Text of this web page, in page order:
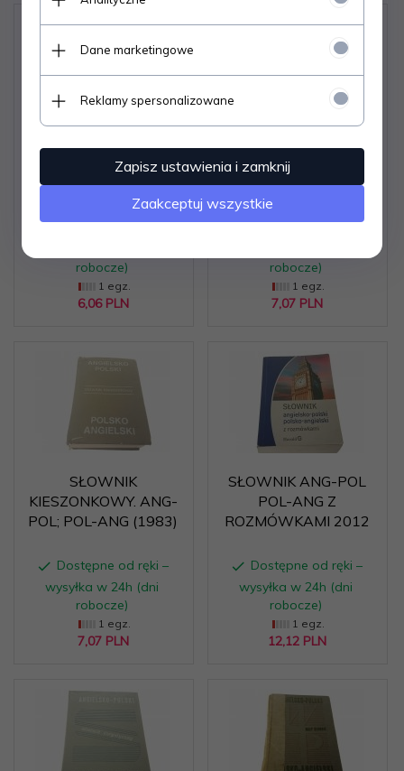
SŁOWNIK ANGIELSKO-
POLSKI; POLSKO-
ANGIELSKI (1998)
Dostępne od ręki –
robocze)
1 egz.
6,06 PLN
ANGIELSKO-POLSKI,
POLSKO ANGIELSKI
Piotrowski 2002
Dostępne od ręki –
robocze)
1 egz.
7,07 PLN
SŁOWNIK
KIESZONKOWY. ANG-
POL; POL-ANG (1983)
Dostępne od ręki –
wysyłka w 24h (dni
robocze)
1 egz.
7,07 PLN
SŁOWNIK ANG-POL
POL-ANG Z
ROZMÓWKAMI 2012
Dostępne od ręki –
wysyłka w 24h (dni
robocze)
1 egz.
12,12 PLN
Dane marketingowe
Reklamy spersonalizowane
Zapisz ustawienia i zamknij
Zaakceptuj wszystkie